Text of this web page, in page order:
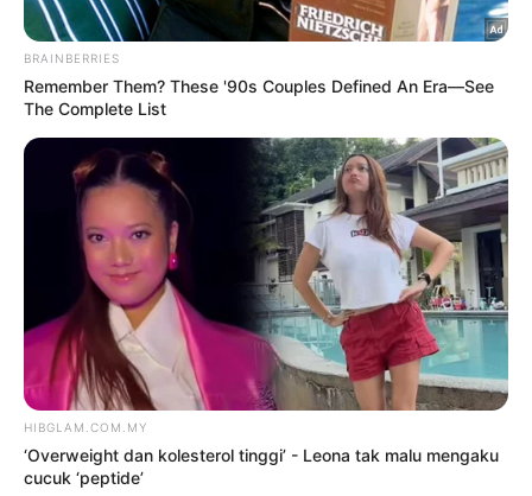
TERKINI
‘Overweight dan kolesterol
tinggi’ – Leona tak malu
mengaku cucuk ‘peptide’
9 Ogos 2026
Tak terkena ‘badi anugerah’,
Sweet Qismina percaya pada
rezeki